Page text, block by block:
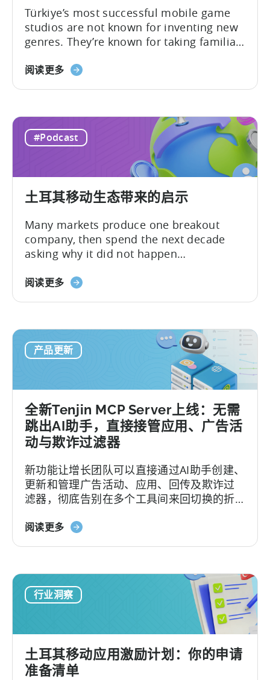
Türkiye’s most successful mobile game
studios are not known for inventing new
genres. They’re known for taking familiar
exceptionally well. That was one of the
Manager and Account Executive Tabarak
Paracha and Batuhan Avucan, founder of
Mobidictum, on Tenjin ROI 101. Turkish...
阅读更多
#Podcast
土耳其移动生态带来的启示
Many markets produce one breakout
company, then spend the next decade
asking why it did not happen
followed a different path. It produced a
Batuhan Avucan, founder of Mobidictum,
explained during a recent episode of
Tenjin ROI 101:...
阅读更多
产品更新
全新Tenjin MCP Server上线：无需
跳出AI助手，直接接管应用、广告活
动与欺诈过滤器
新功能让增长团队可以直接通过AI助手创建、
更新和管理广告活动、应用、回传及欺诈过
滤器，彻底告别在多个工具间来回切换的折
阅读更多
行业洞察
土耳其移动应用激励计划：你的申请
准备清单